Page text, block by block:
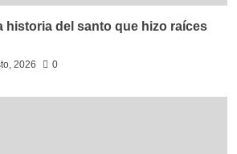
historia del santo que hizo raíces
2026 0